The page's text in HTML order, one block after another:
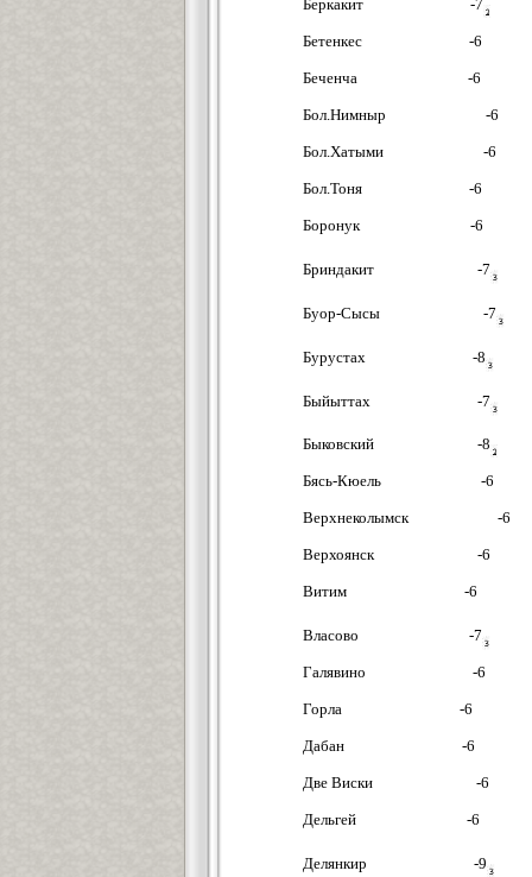
Беркакит -7
Бетенкес -6
Беченча -6
Бол.Нимныр -6
Бол.Хатыми -6
Бол.Тоня -6
Боронук -6
Бриндакит -7
Буор-Сысы -7
Бурустах -8
Быйыттах -7
Быковский -8
Бясь-Кюель -6
Верхнеколымск -6
Верхоянск -6
Витим -6
Власово -7
Галявино -6
Горла -6
Дабан -6
Две Виски -6
Дельгей -6
Делянкир -9